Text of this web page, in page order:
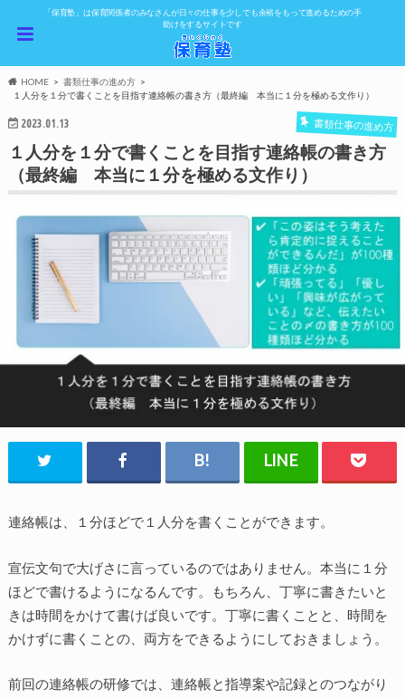
「保育塾」は保育関係者のみなさんが日々の仕事を少しでも余裕をもって進めるための手
助けをするサイトです
HOME
書類仕事の進め方
１人分を１分で書くことを目指す連絡帳の書き方（最終編 本当に１分を極める文作り）
2023.01.13 書類仕事の進め方
１人分を１分で書くことを目指す連絡帳の書き方
（最終編 本当に１分を極める文作り）
連絡帳は、１分ほどで１人分を書くことができます。
宣伝文句で大げさに言っているのではありません。本当に１分
ほどで書けるようになるんです。もちろん、丁寧に書きたいと
きは時間をかけて書けば良いです。丁寧に書くことと、時間を
かけずに書くことの、両方をできるようにしておきましょう。
前回の連絡帳の研修では、連絡帳と指導案や記録とのつながり